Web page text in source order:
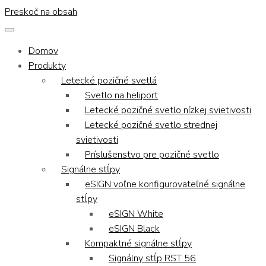
Preskoč na obsah
Domov
Produkty
Letecké pozičné svetlá
Svetlo na heliport
Letecké pozičné svetlo nízkej svietivosti
Letecké pozičné svetlo strednej
svietivosti
Príslušenstvo pre pozičné svetlo
Signálne stĺpy
eSIGN voľne konfigurovateľné signálne
stĺpy
eSIGN White
eSIGN Black
Kompaktné signálne stĺpy
Signálny stĺp RST 56